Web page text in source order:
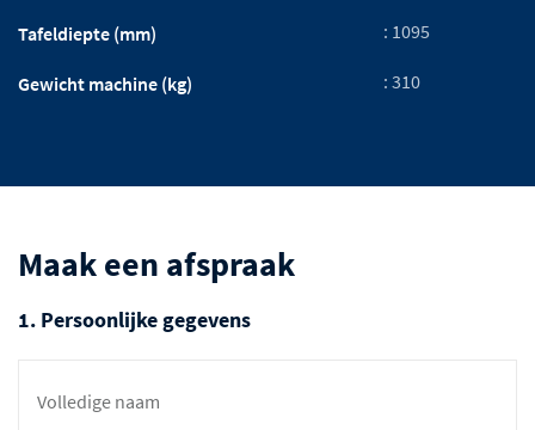
Tafeldiepte (mm) : 1095
Gewicht machine (kg) : 310
Maak een afspraak
1. Persoonlijke gegevens